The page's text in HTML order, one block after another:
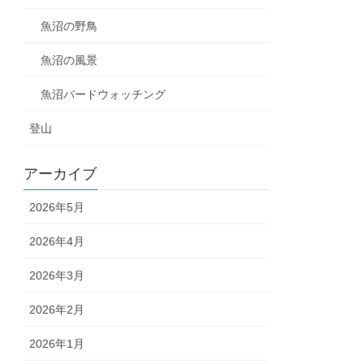
魚沼の野鳥
魚沼の風景
魚沼バードウォッチング
登山
アーカイブ
2026年5月
2026年4月
2026年3月
2026年2月
2026年1月